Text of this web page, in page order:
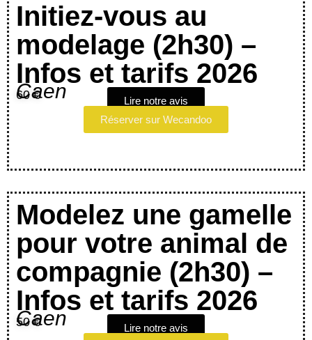
Initiez-vous au
modelage (2h30) –
Infos et tarifs 2026
Caen
60 €
Lire notre avis
Réserver sur Wecandoo
Modelez une gamelle
pour votre animal de
compagnie (2h30) –
Infos et tarifs 2026
Caen
50 €
Lire notre avis